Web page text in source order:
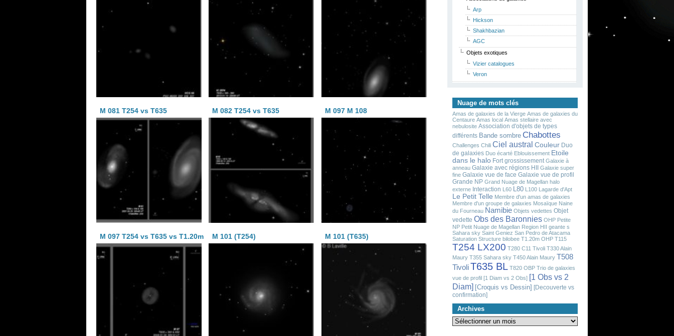
M 081 T254 vs T635 M 082 T254 vs T635 M 097 M 108
M 097 T254 vs T635 vs T1.20m M 101 (T254) M 101 (T635)
Arp
Hickson
Shakhbazian
AGC
Objets exotiques
Vizier catalogues
Veron
Nuage de mots clés
Amas de galaxies de la Vierge Amas de galaxies du
Centaure Amas local Amas stellaire avec
nebulosite Association d'objets de types
différents Bande sombre Chabottes
Challenges Chili Ciel austral Couleur Duo
de galaxies Duo écarté Eblouissement Etoile
dans le halo Fort grossissement Galaxie à
anneau Galaxie avec régions HII
Galaxie super
fine Galaxie vue de face Galaxie vue de profil
Grande NP Grand Nuage de Magellan halo
externe Interaction L60 L80 L100 Lagarde d'Apt
Le Petit Telle Membre d'un amas de galaxies
Membre d'un groupe de galaxies Mosaïque Naine
du Fourneau Namibie Objets vedettes Objet
vedette Obs des Baronnies OHP Petite
NP Petit Nuage de Magellan Region HII geante s
Sahara sky Saint Geniez San Pedro de Atacama
Saturation Structure bilobee T1.20m OHP T115
T254 LX200 T280 C11 Tivoli T330 Alain
Maury T355 Sahara sky T450 Alain Maury T508
TivoliT635 BL T820 OBP Trio de galaxies
vue de profil [1 Diam vs 2 Obs] [1 Obs vs 2
Diam] [Croquis vs Dessin] [Decouverte vs
confirmation]
Archives
Archives